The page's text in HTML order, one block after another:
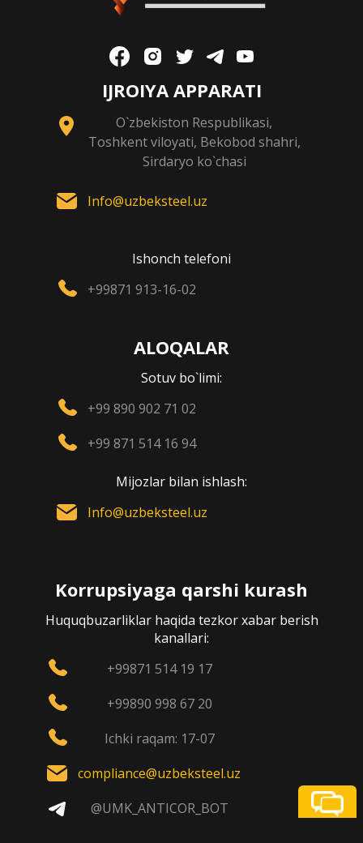
IJROIYA APPARATI
O`zbekiston Respublikasi,
Toshkent viloyati, Bekobod shahri,
Sirdaryo ko`chasi
Info@uzbeksteel.uz
Ishonch telefoni
+99871 913-16-02
ALOQALAR
Sotuv bo`limi:
+99 890 902 71 02
+99 871 514 16 94
Mijozlar bilan ishlash:
Info@uzbeksteel.uz
Korrupsiyaga qarshi kurash
Huquqbuzarliklar haqida tezkor xabar berish
kanallari:
+99871 514 19 17
+99890 998 67 20
Ichki raqam: 17-07
compliance@uzbeksteel.uz
@UMK_ANTICOR_BOT